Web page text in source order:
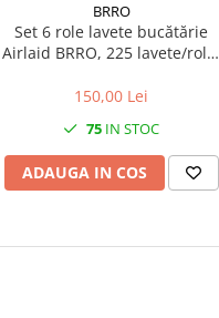
BRRO
Set 6 role lavete bucătărie
Airlaid BRRO, 225 lavete/rolă,
150,00 Lei
75 IN STOC
ADAUGA IN COS